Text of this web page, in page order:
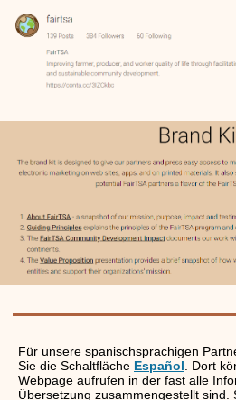
Für unsere spanischsprachigen
Sie die Schaltfläche Español . Dort
Webpage aufrufen in der fast alle
Übersetzung zusammengestellt sind.